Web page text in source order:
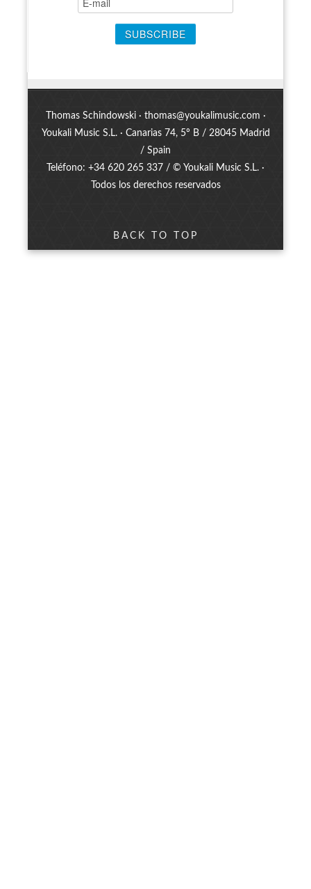
Thomas Schindowski · thomas@youkalimusic.com ·
Youkali Music S.L. · Canarias 74, 5º B / 28045 Madrid
/ Spain
Teléfono: +34 620 265 337 / © Youkali Music S.L. ·
Todos los derechos reservados
BACK TO TOP